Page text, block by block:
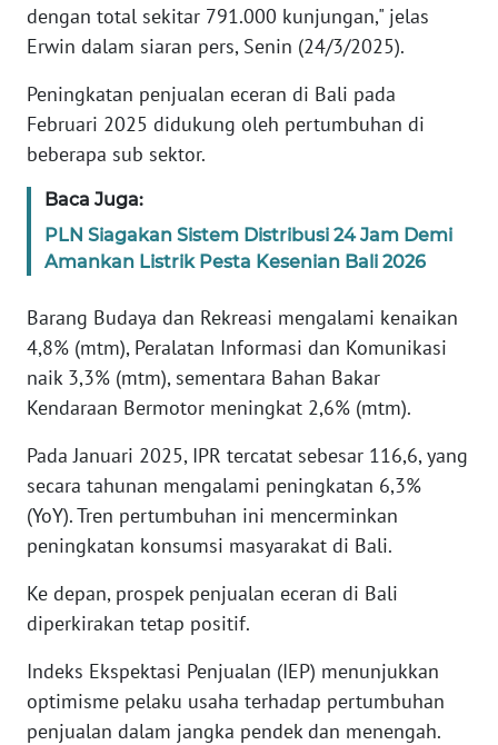
dengan total sekitar 791.000 kunjungan," jelas
Erwin dalam siaran pers, Senin (24/3/2025).
Peningkatan penjualan eceran di Bali pada
Februari 2025 didukung oleh pertumbuhan di
beberapa sub sektor.
Baca Juga:
PLN Siagakan Sistem Distribusi 24 Jam Demi
Amankan Listrik Pesta Kesenian Bali 2026
Barang Budaya dan Rekreasi mengalami kenaikan
4,8% (mtm), Peralatan Informasi dan Komunikasi
naik 3,3% (mtm), sementara Bahan Bakar
Kendaraan Bermotor meningkat 2,6% (mtm).
Pada Januari 2025, IPR tercatat sebesar 116,6, yang
secara tahunan mengalami peningkatan 6,3%
(YoY). Tren pertumbuhan ini mencerminkan
peningkatan konsumsi masyarakat di Bali.
Ke depan, prospek penjualan eceran di Bali
diperkirakan tetap positif.
Indeks Ekspektasi Penjualan (IEP) menunjukkan
optimisme pelaku usaha terhadap pertumbuhan
penjualan dalam jangka pendek dan menengah.
KEPRI
WN
PAPUA
WN
PAPUA
BARAT
WN
WN
SERAMBI
JAMBI
WN
SULTRA
WN
NTB
WN
SULTENG